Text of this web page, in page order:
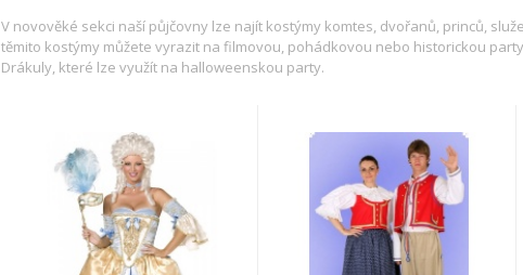
V novověké sekci naší půjčovny lze najít kostýmy komtes, dvořanů, princů,
těmito kostýmy můžete vyrazit na filmovou, pohádkovou nebo historickou
Drákuly, které lze využít na halloweenskou party.